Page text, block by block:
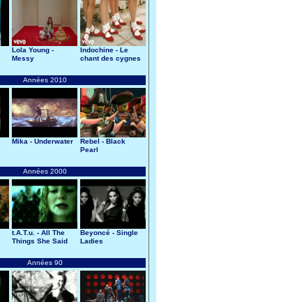
Lola Young -
Messy
Indochine - Le
chant des cygnes
Années 2010
Mika - Underwater
Rebel - Black
Pearl
Années 2000
t.A.T.u. - All The
Things She Said
Beyoncé - Single
Ladies
Années 90